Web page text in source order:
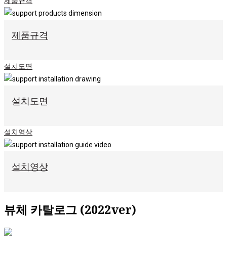
제품규격
설치도면
설치도면
설치영상
설치영상
뷰체 카탈로그 (2022ver)